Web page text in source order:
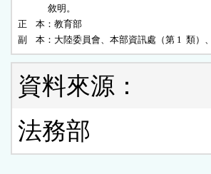
              敘明。
正    本：教育部
副    本：大陸委員會、本部資訊處（第 1  類）
資料來源：
法務部